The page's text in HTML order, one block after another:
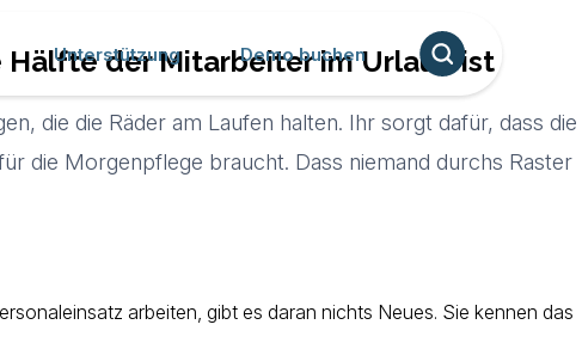
Unterstützung Demo buchen
Hälfte der Mitarbeiter im Urlaub ist
die die Räder am Laufen halten. Ihr sorgt dafür, dass die
die Morgenpflege braucht. Dass niemand durchs Raster
arbeiten, gibt es daran nichts Neues. Sie kennen das